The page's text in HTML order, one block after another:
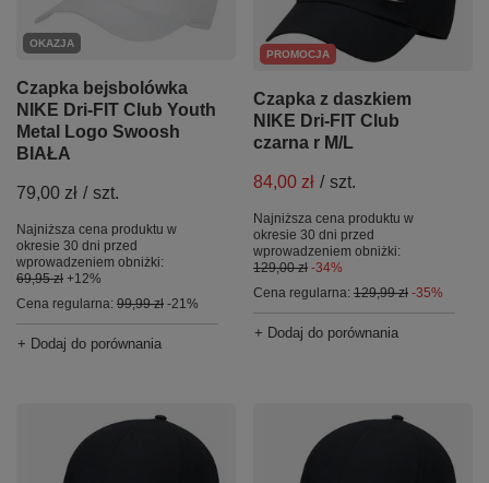
OKAZJA
Czapka bejsbolówka
NIKE Dri-FIT Club Youth
Metal Logo Swoosh
BIAŁA
79,00 zł / szt.
Najniższa cena produktu w
okresie 30 dni przed
wprowadzeniem obniżki:
69,95 zł +12%
Cena regularna: 99,99 zł -21%
+ Dodaj do porównania
PROMOCJA
Czapka z daszkiem
NIKE Dri-FIT Club
czarna r M/L
84,00 zł / szt.
Najniższa cena produktu w
okresie 30 dni przed
wprowadzeniem obniżki:
129,00 zł -34%
Cena regularna: 129,99 zł -35%
+ Dodaj do porównania